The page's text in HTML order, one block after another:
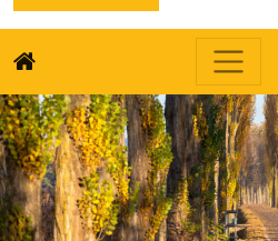
Skip to content